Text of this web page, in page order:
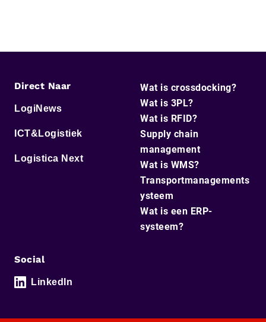
Direct Naar
LogiNews
ICT&Logistiek
Logistica Next
Wat is crossdocking?
Wat is 3PL?
Wat is RFID?
Supply chain
management
Wat is WMS?
Transportmanagements
ysteem
Wat is een ERP-
systeem?
Social
LinkedIn